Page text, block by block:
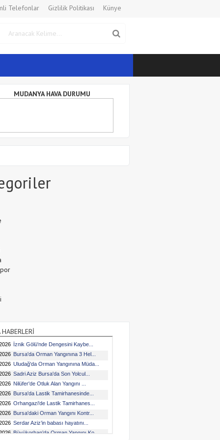
Telefonlar Gizlilik Politikası Künye
MUDANYA HAVA DURUMU